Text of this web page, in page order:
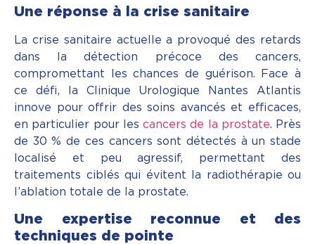
Une réponse à la crise sanitaire
La crise sanitaire actuelle a provoqué des retards
dans la détection précoce des cancers,
compromettant les chances de guérison. Face à
ce défi, la Clinique Urologique Nantes Atlantis
innove pour offrir des soins avancés et efficaces,
en particulier pour les cancers de la prostate. Près
de 30 % de ces cancers sont détectés à un stade
localisé et peu agressif, permettant des
traitements ciblés qui évitent la radiothérapie ou
l’ablation totale de la prostate.
Une expertise reconnue et des
techniques de pointe